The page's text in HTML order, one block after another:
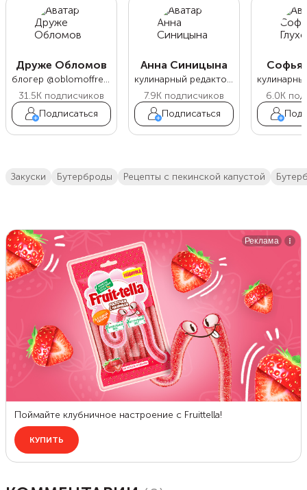
Друже Обломов
блогер @oblomoffrecipe
31.5K подписчиков
Подписаться
Анна Синицына
кулинарный редактор Food.ru
7.9K подписчиков
Подписаться
Софья
6.0K
закуски бутерброды рецепты с пекинской капустой